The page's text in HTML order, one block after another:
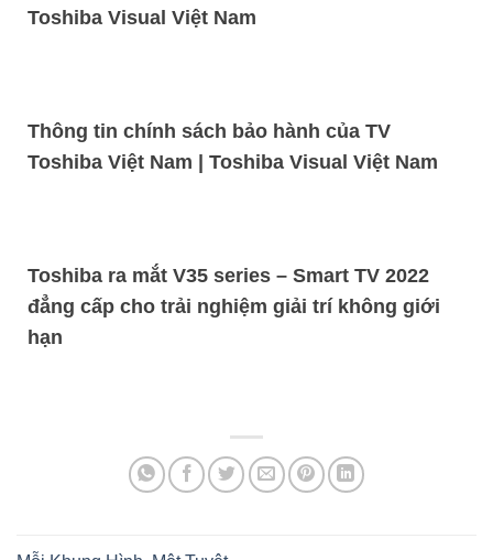
Toshiba Visual Việt Nam
Thông tin chính sách bảo hành của TV
Toshiba Việt Nam | Toshiba Visual Việt Nam
Toshiba ra mắt V35 series – Smart TV 2022
đẳng cấp cho trải nghiệm giải trí không giới
hạn